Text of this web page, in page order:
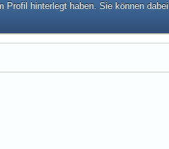
hinterlegt haben. Sie können